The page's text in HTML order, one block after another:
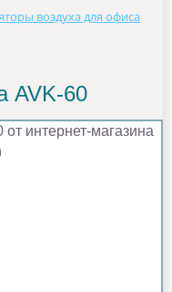
воздуха для офиса
AVK-60